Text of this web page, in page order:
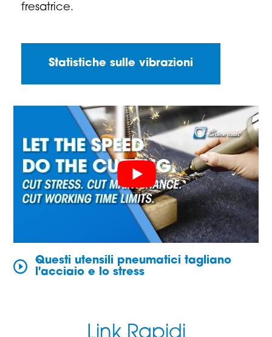
fresatrice.
Statistiche sulle vibrazioni
Questi utensili pneumatici tagliano
l'acciaio e lo stress
Link Rapidi